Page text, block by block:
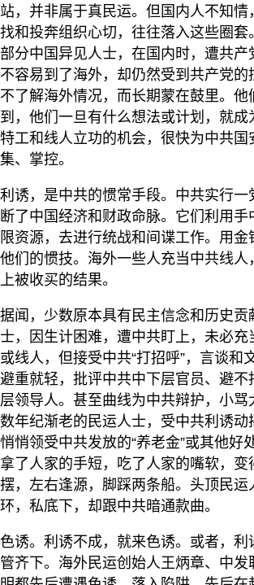
站，并非属于真民运。但国内人不知情
找和投奔组织心切，往往落入这些圈套
部分中国异见人士，在国内时，遭共产
不容易到了海外，却仍然受到共产党的
不了解海外情况，而长期蒙在鼓里。他
到，他们一旦有什么想法或计划，就成
特工和线人立功的机会，很快为中共国
集、掌控。
利诱，是中共的惯常手段。中共实行一
断了中国经济和财政命脉。它们利用手
限资源，去进行统战和间谍工作。用金
他们的惯技。海外一些人充当中共线人
上被收买的结果。
据闻，少数原本具有民主信念和历史贡
士，因生计困难，遭中共盯上，未必充
或线人，但接受中共“打招呼”，言谈和
避重就轻，批评中共中下层官员、避不
层领导人。甚至曲线为中共辩护，小骂
数年纪渐老的民运人士，受中共利诱动
悄悄领受中共发放的“养老金”或其他好
拿了人家的手短，吃了人家的嘴软，变
摆，左右逢源，脚踩两条船。头顶民运
环，私底下，却跟中共暗通款曲。
色诱。利诱不成，就来色诱。或者，利
管齐下。海外民运创始人王炳章、中发